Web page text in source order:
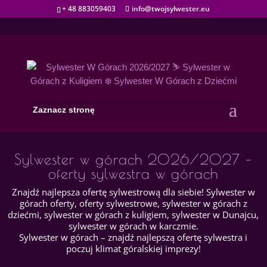
+ 48 883059403 info@twojsylwester.eu
Zaznacz stronę
Sylwester w górach 2026/2027 –
oferty sylwestra w górach
Znajdź najlepsza ofertę sylwestrową dla siebie! Sylwester w
górach oferty, oferty sylwestrowe, sylwester w górach z
dziećmi, sylwester w górach z kuligiem, sylwester w Dunajcu,
sylwester w górach w karczmie.
Sylwester w górach – znajdź najlepszą ofertę sylwestra i
poczuj klimat góralskiej imprezy!